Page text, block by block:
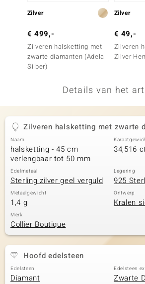
Collection
Zilver
€ 499,-
Zilveren halsketting met
zwarte diamanten (Adela
Silber)
Zilver
€ 49,-
Zilveren
Zilver
Details van het
Zilveren halsketting met zwarte
Naam
halsketting - 45 cm
verlengbaar tot 50 mm
34,516
Edelmetaal
Sterling zilver geel verguld
Legering
925
Metaalgewicht
1,4 g
Ontwerp
Kralen
Merk
Collier Boutique
Hoofd edelsteen
Edelsteen
Diamant
Edelsteen
Zwarte